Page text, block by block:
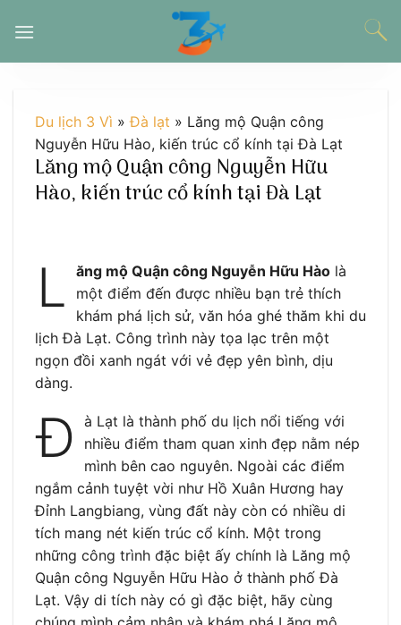
đến
Du lịch 3 Vì »Đà lạt » Lăng mộ Quận công
Nguyễn Hữu Hào, kiến trúc cổ kính tại Đà Lạt
Lăng mộ Quận công Nguyễn Hữu
Hào, kiến trúc cổ kính tại Đà Lạt
L ăng mộ Quận công Nguyễn Hữu Hào là
một điểm đến được nhiều bạn trẻ thích
khám phá lịch sử, văn hóa ghé thăm khi du
lịch Đà Lạt. Công trình này tọa lạc trên một
ngọn đồi xanh ngát với vẻ đẹp yên bình, dịu
dàng.
Đ
à Lạt là thành phố du lịch nổi tiếng với
nhiều điểm tham quan xinh đẹp nằm nép
mình bên cao nguyên. Ngoài các điểm
ngắm cảnh tuyệt vời như Hồ Xuân Hương hay
Đỉnh Langbiang, vùng đất này còn có nhiều di
tích mang nét kiến trúc cổ kính. Một trong
những công trình đặc biệt ấy chính là Lăng mộ
Quận công Nguyễn Hữu Hào ở thành phố Đà
Lạt. Vậy di tích này có gì đặc biệt, hãy cùng